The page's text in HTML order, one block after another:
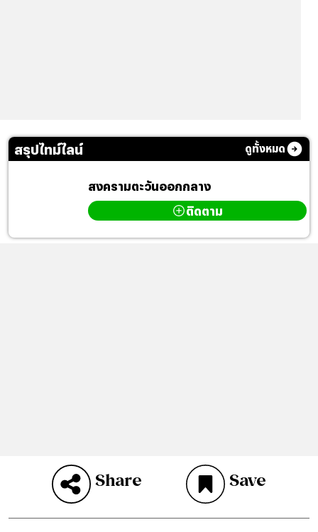
สรุปไทม์ไลน์ ดูทั้งหมด
สงครามตะวันออกกลาง
ติดตาม
Share Save